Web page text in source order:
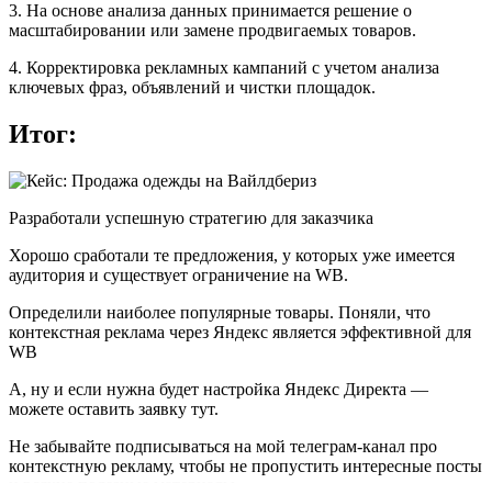
3. На основе анализа данных принимается решение о
масштабировании или замене продвигаемых товаров.
4. Корректировка рекламных кампаний с учетом анализа
ключевых фраз, объявлений и чистки площадок.
Итог:
Разработали успешную стратегию для заказчика
Хорошо сработали те предложения, у которых уже имеется
аудитория и существует ограничение на WB.
Определили наиболее популярные товары. Поняли, что
контекстная реклама через Яндекс является эффективной для
WB
А, ну и если нужна будет настройка Яндекс Директа —
можете оставить заявку тут.
Не забывайте подписываться на мой телеграм-канал про
контекстную рекламу, чтобы не пропустить интересные посты